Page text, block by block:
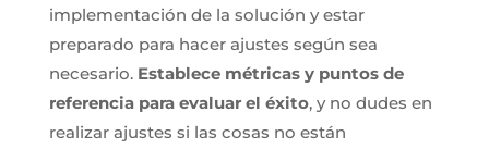
implementación de la solución y estar
preparado para hacer ajustes según sea
necesario. Establece métricas y puntos de
referencia para evaluar el éxito, y no dudes en
realizar ajustes si las cosas no están